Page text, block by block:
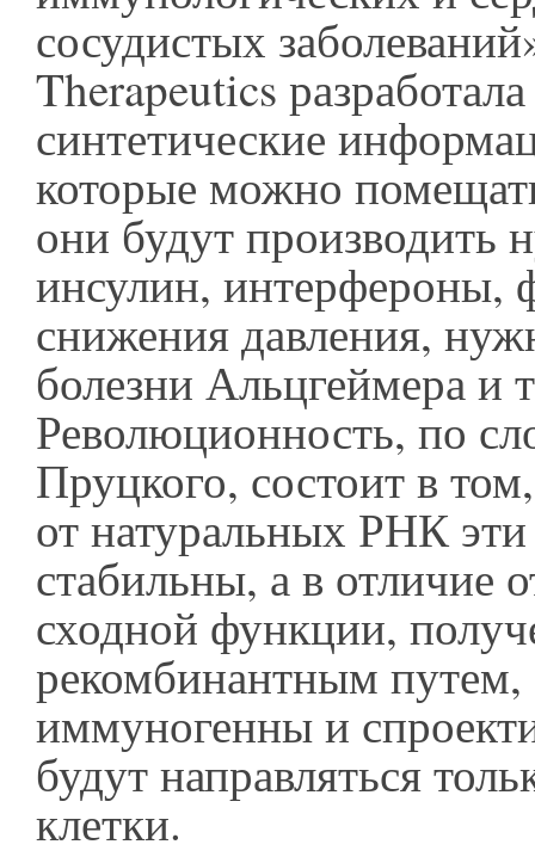
сосудистых
Therapeutics
синтетические
которые можно
они будут
инсулин, интерфероны,
снижения давления,
болезни Альцгеймера и
Революционность, по
Пруцкого, состоит в
от натуральных РНК
стабильны, а в отличие
сходной функции,
рекомбинантным
иммуногенны и
будут направляться
клетки.